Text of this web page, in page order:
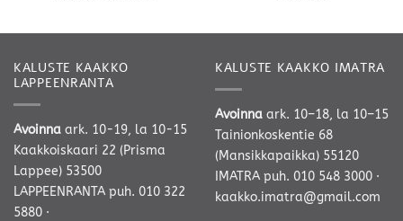
KALUSTE KAAKKO
LAPPEENRANTA
Avoinna ark. 10-19, la 10-15
Kaakkoiskaari 22 (Prisma
Lappee) 53500
LAPPEENRANTA puh. 010 322
5880 ·
KALUSTE KAAKKO IMATRA
Avoinna ark. 10–18, la 10–15
Tainionkoskentie 68
(Mansikkapaikka) 55120
IMATRA puh. 010 548 3000 ·
kaakko.imatra@gmail.com